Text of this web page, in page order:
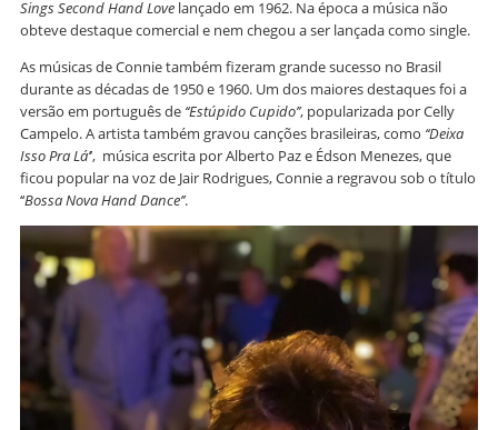
Sings Second Hand Love lançado em 1962. Na época a música não
obteve destaque comercial e nem chegou a ser lançada como single.
As músicas de Connie também fizeram grandesucesso no Brasil
durante as décadas de 1950 e 1960. Um dos maiores destaques foi a
versão em português de ‘‘Estúpido Cupido’’, popularizada por Celly
Campelo. A artista também gravou canções brasileiras, como ‘‘Deixa
Isso Pra Lá’’, música escrita por Alberto Paz e Édson Menezes, que
ficou popular na voz de Jair Rodrigues, Connie a regravou sob o título
‘‘Bossa Nova Hand Dance’’.